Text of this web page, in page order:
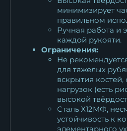
минимизирует
правильном
Ручная работа и
каждой рукояти.
Ограничения:
Не
для тяжелых
вскрытия
нагрузок (есть
высокой
Сталь Х12МФ,
устойчивость к
элементарного